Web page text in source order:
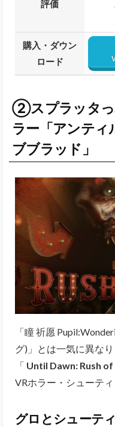
評価
購入・ダウン
ロード
②スプラッタっ
ラー「アンティ
ブブラッド」
「瞳 祈愿
グ)」とは一気に異な
「 Until Dawn: Rush
VRホラー・シューティ
グロとシューテ